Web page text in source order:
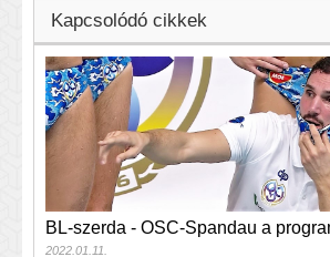
Kapcsolódó cikkek
BL-szerda - OSC-Spandau a
2022.01.11.